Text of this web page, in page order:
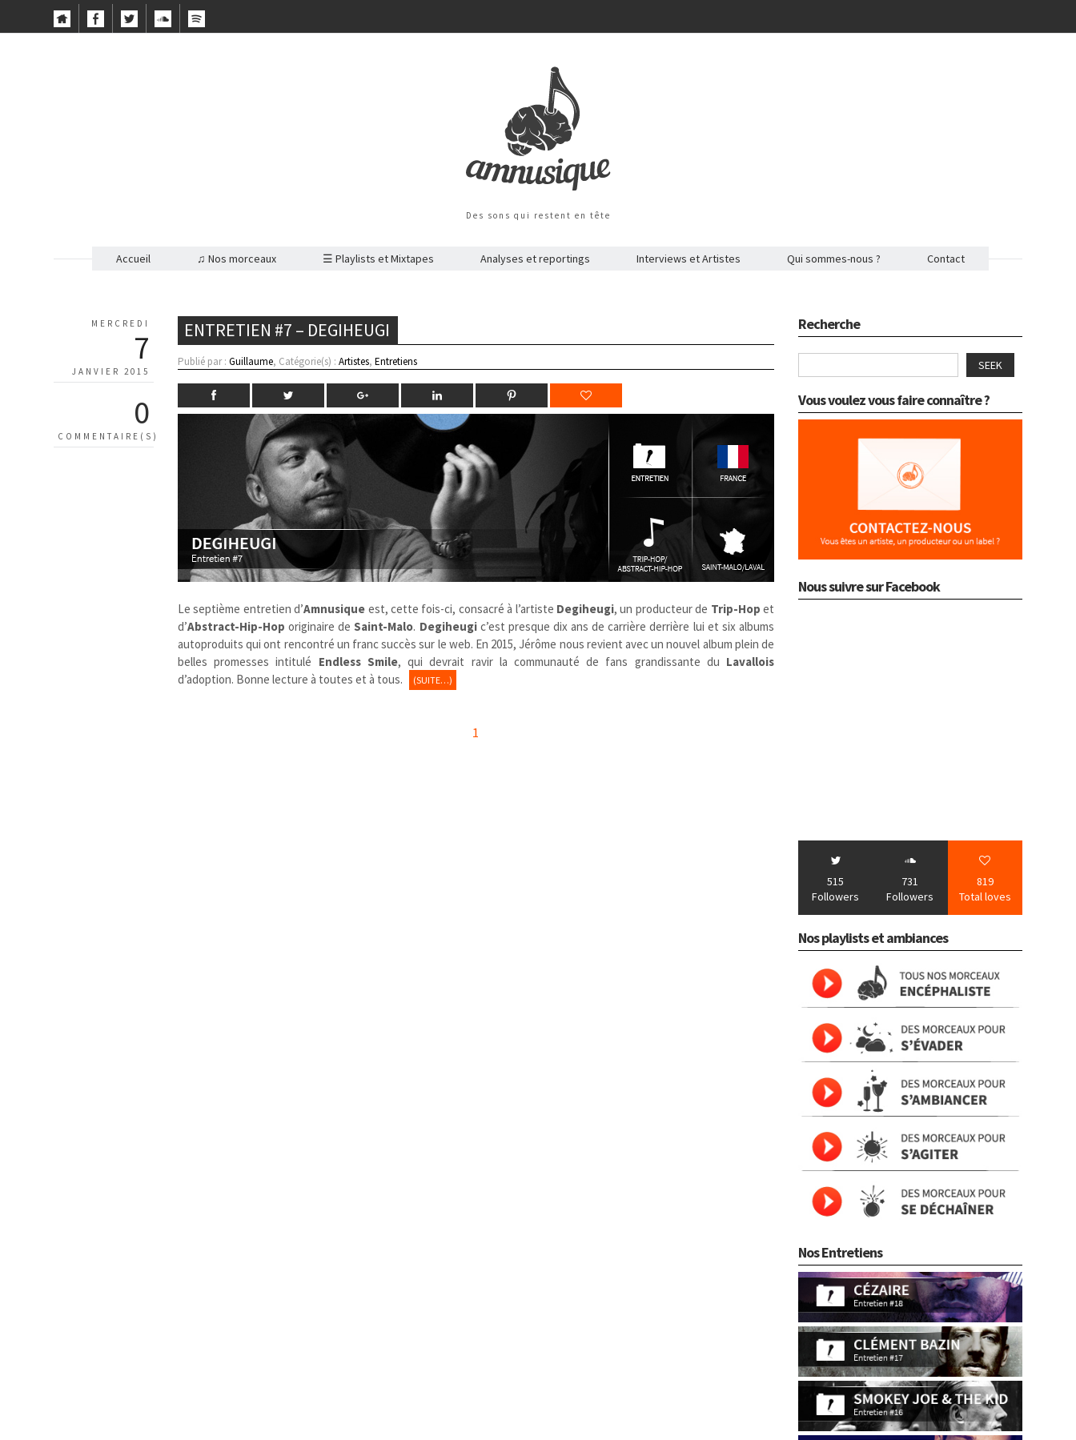
Des sons qui restent en tête
Accueil ♫ Nos morceaux ☰ Playlists et Mixtapes Analyses et reportings Interviews et Artistes Qui sommes-nous ? Contact
MERCREDI
7
JANVIER 2015
0
COMMENTAIRE(S)
ENTRETIEN #7 – DEGIHEUGI
Publié par :Guillaume, Catégorie(s) :Artistes,Entretiens
Le septième entretien d’Amnusique est, cette fois-ci, consacré à l’artiste Degiheugi, un producteur de Trip-Hop et
d’Abstract-Hip-Hop originaire deSaint-Malo. Degiheugic’est presque dix ans de carrière derrière lui et six albums
autoproduits qui ont rencontré un franc succès sur le web. En 2015, Jérôme nous revient avec un nouvel album plein de
belles promesses intitulé Endless Smile, qui devrait ravir la communauté de fans grandissante du Lavallois
d’adoption. Bonne lecture à toutes et à tous.
(SUITE…)
1
Recherche
SEEK
Vous voulez vous faire connaître ?
Nous suivre sur Facebook
515
Followers
731
Followers
819
Total loves
Nos playlists et ambiances
Nos Entretiens